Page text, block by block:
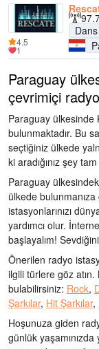
4.5
1
Paraguay
çevrimiçi radyo
Paraguay ülkesinde
bulunmaktadır. Bu
seçtiğiniz ülkede
ki aradığınız şey
Paraguay
ülkede
istasyonlarınızı
yardımcı olur.
başlayalım!
Önerilen radyo
ilgili türlere göz
bulabilirsiniz: Rock,
Şarkılar, Hit Şarkılar,
Hoşunuza giden
günlük